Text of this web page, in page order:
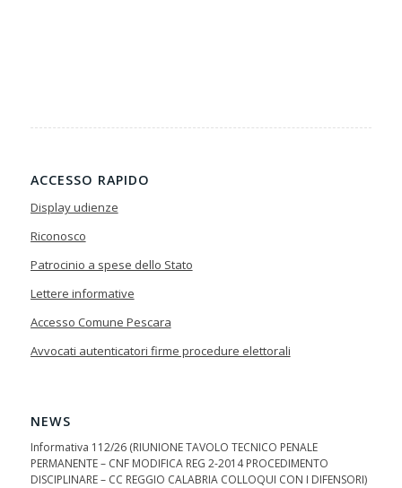
ACCESSO RAPIDO
Display udienze
Riconosco
Patrocinio a spese dello Stato
Lettere informative
Accesso Comune Pescara
Avvocati autenticatori firme procedure elettorali
NEWS
Informativa 112/26 (RIUNIONE TAVOLO TECNICO PENALE
PERMANENTE – CNF MODIFICA REG 2-2014 PROCEDIMENTO
DISCIPLINARE – CC REGGIO CALABRIA COLLOQUI CON I DIFENSORI)